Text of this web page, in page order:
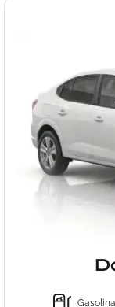
Gasolina